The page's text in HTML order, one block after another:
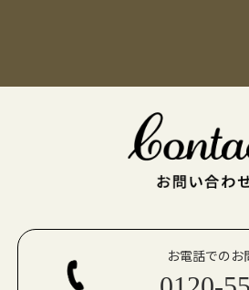
お電話でのお